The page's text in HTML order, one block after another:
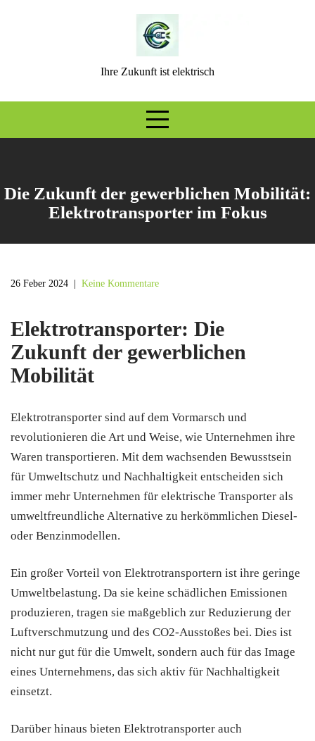
Ihre Zukunft ist elektrisch
Die Zukunft der gewerblichen Mobilität:
Elektrotransporter im Fokus
26 Feber 2024 Keine Kommentare
Elektrotransporter: Die
Zukunft der gewerblichen
Mobilität
Elektrotransporter sind auf dem Vormarsch und
revolutionieren die Art und Weise, wie Unternehmen ihre
Waren transportieren. Mit dem wachsenden Bewusstsein
für Umweltschutz und Nachhaltigkeit entscheiden sich
immer mehr Unternehmen für elektrische Transporter als
umweltfreundliche Alternative zu herkömmlichen Diesel-
oder Benzinmodellen.
Ein großer Vorteil von Elektrotransportern ist ihre geringe
Umweltbelastung. Da sie keine schädlichen Emissionen
produzieren, tragen sie maßgeblich zur Reduzierung der
Luftverschmutzung und des CO2-Ausstoßes bei. Dies ist
nicht nur gut für die Umwelt, sondern auch für das Image
eines Unternehmens, das sich aktiv für Nachhaltigkeit
einsetzt.
Darüber hinaus bieten Elektrotransporter auch